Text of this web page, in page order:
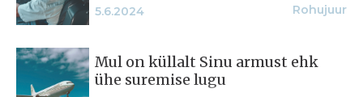
5.6.2024 Rohujuur
Mul on küllalt Sinu armust ehk
ühe suremise lugu